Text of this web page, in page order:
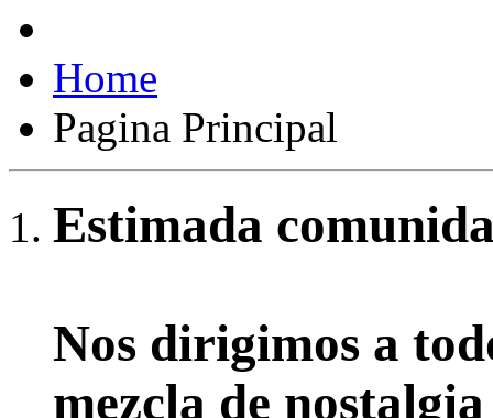
Home
Pagina Principal
Estimada
Nos dirigimos a
mezcla de